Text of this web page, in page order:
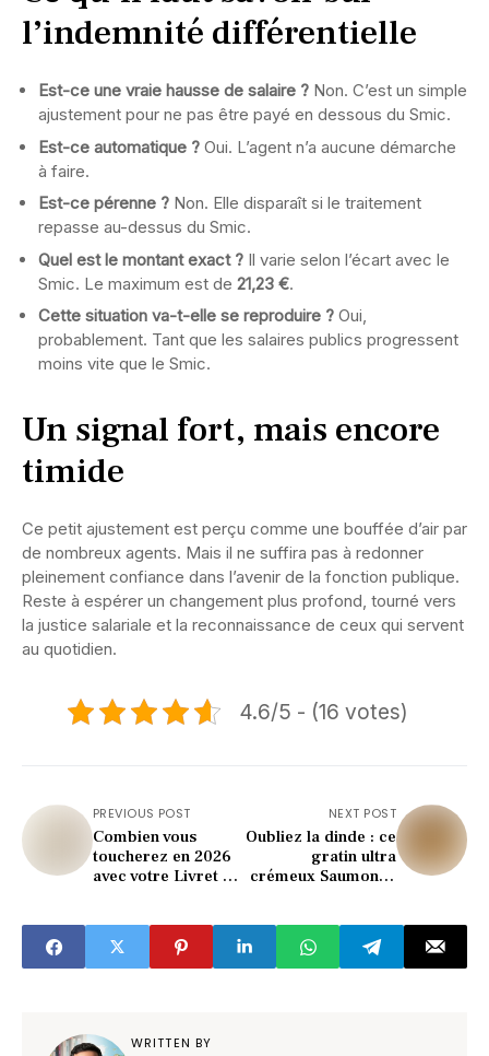
l’indemnité différentielle
Est-ce une vraie hausse de salaire ? Non. C’est un simple
ajustement pour ne pas être payé en dessous du Smic.
Est-ce automatique ? Oui. L’agent n’a aucune démarche
à faire.
Est-ce pérenne ? Non. Elle disparaît si le traitement
repasse au-dessus du Smic.
Quel est le montant exact ? Il varie selon l’écart avec le
Smic. Le maximum est de 21,23 €.
Cette situation va-t-elle se reproduire ? Oui,
probablement. Tant que les salaires publics progressent
moins vite que le Smic.
Un signal fort, mais encore
timide
Ce petit ajustement est perçu comme une bouffée d’air par
de nombreux agents. Mais il ne suffira pas à redonner
pleinement confiance dans l’avenir de la fonction publique.
Reste à espérer un changement plus profond, tourné vers
la justice salariale et la reconnaissance de ceux qui servent
au quotidien.
4.6/5 - (16 votes)
PREVIOUS POST
Combien vous
toucherez en 2026
avec votre Livret A
NEXT POST
Oubliez la dinde : ce
gratin ultra
crémeux Saumon &
idéal
WRITTEN BY